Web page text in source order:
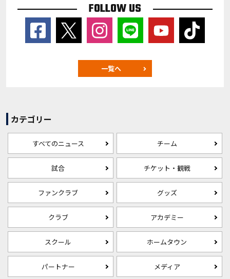
FOLLOW US
一覧へ
カテゴリー
すべてのニュース チーム
試合 チケット・観戦
ファンクラブ グッズ
クラブ アカデミー
スクール ホームタウン
パートナー メディア